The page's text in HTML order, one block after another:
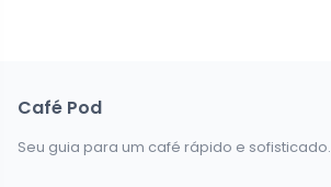
Café Pod
Seu guia para um café rápido e sofisticado.